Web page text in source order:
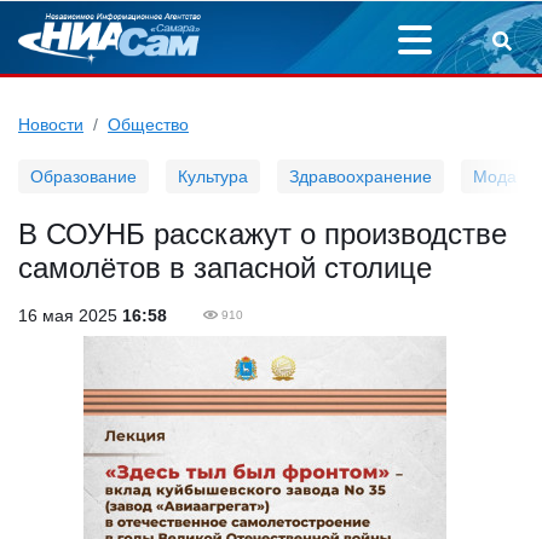
Новости Общество
Образование Культура Здравоохранение Мода
В СОУНБ расскажут о производстве
самолётов в запасной столице
16 мая 2025 16:58 910